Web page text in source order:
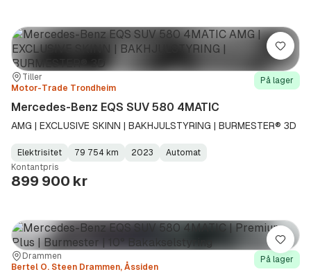
Sted:
Tiller
Forhandler:
Motor-Trade Trondheim
På lager
Mercedes-Benz EQS SUV 580 4MATIC
AMG | EXCLUSIVE SKINN | BAKHJULSTYRING | BURMESTER® 3D
Fuel
Type:
Elektrisitet
Kilometerstand:
79 754 km
Model
Year:
2023
Gearbox
Type:
Automat
Kontantpris
899 900 kr
Lagre
Sted:Drammen
Forhandler:
Bertel O. Steen Drammen, Åssiden
På lager
Lagre